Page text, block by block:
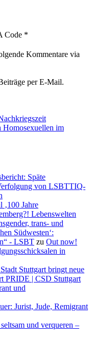
Code *
Kommentare via
per E-Mail.
Homosexuellen im
Späte
von LSBTTIQ-
‚100 Jahre
Lebenswelten
trans- und
Südwesten‘:
- LSBT zu Out now!
in
Stuttgart bringt neue
PRIDE | CSD Stuttgart
und
Jurist, Jude, Remigrant
und verqueren –